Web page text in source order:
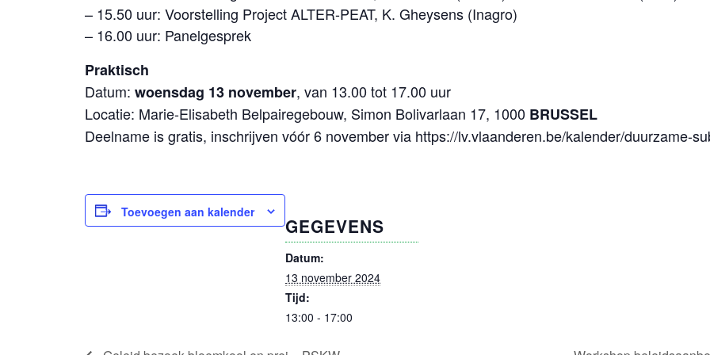
– 15.50 uur: Voorstelling Project ALTER-PEAT, K. Gheysens (Inagro)
– 16.00 uur: Panelgesprek
Praktisch
Datum: woensdag 13 november, van 13.00 tot 17.00 uur
Locatie: Marie-Elisabeth Belpairegebouw, Simon Bolivarlaan 17, 1000 BRUSSEL
Deelname is gratis, inschrijven vóór 6 november via https://lv.vlaanderen.be/kalender/duurzame-
Toevoegen aan kalender
GEGEVENS
Datum:
13 november 2024
Tijd:
13:00 - 17:00